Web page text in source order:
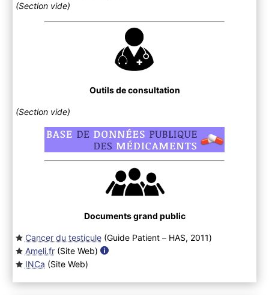
(Section vide)
Outils de consultation
(Section vide)
Documents grand public
Cancer du testicule(Guide Patient – HAS, 2011)
Ameli.fr(Site Web)
INCa (Site Web)